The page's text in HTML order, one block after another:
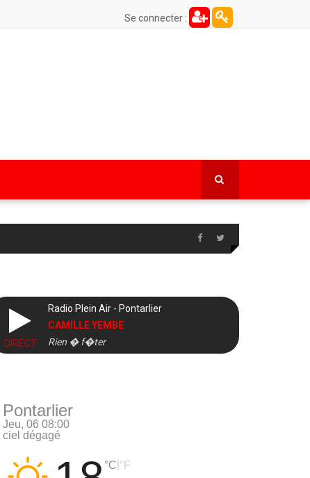
Se connecter :
DIRECT
Radio Plein Air - Pontarlier
CAMILLE YEMBE
Rien � f�ter
Pontarlier
Jeu, 06 08:00
ciel dégagé
°C °F